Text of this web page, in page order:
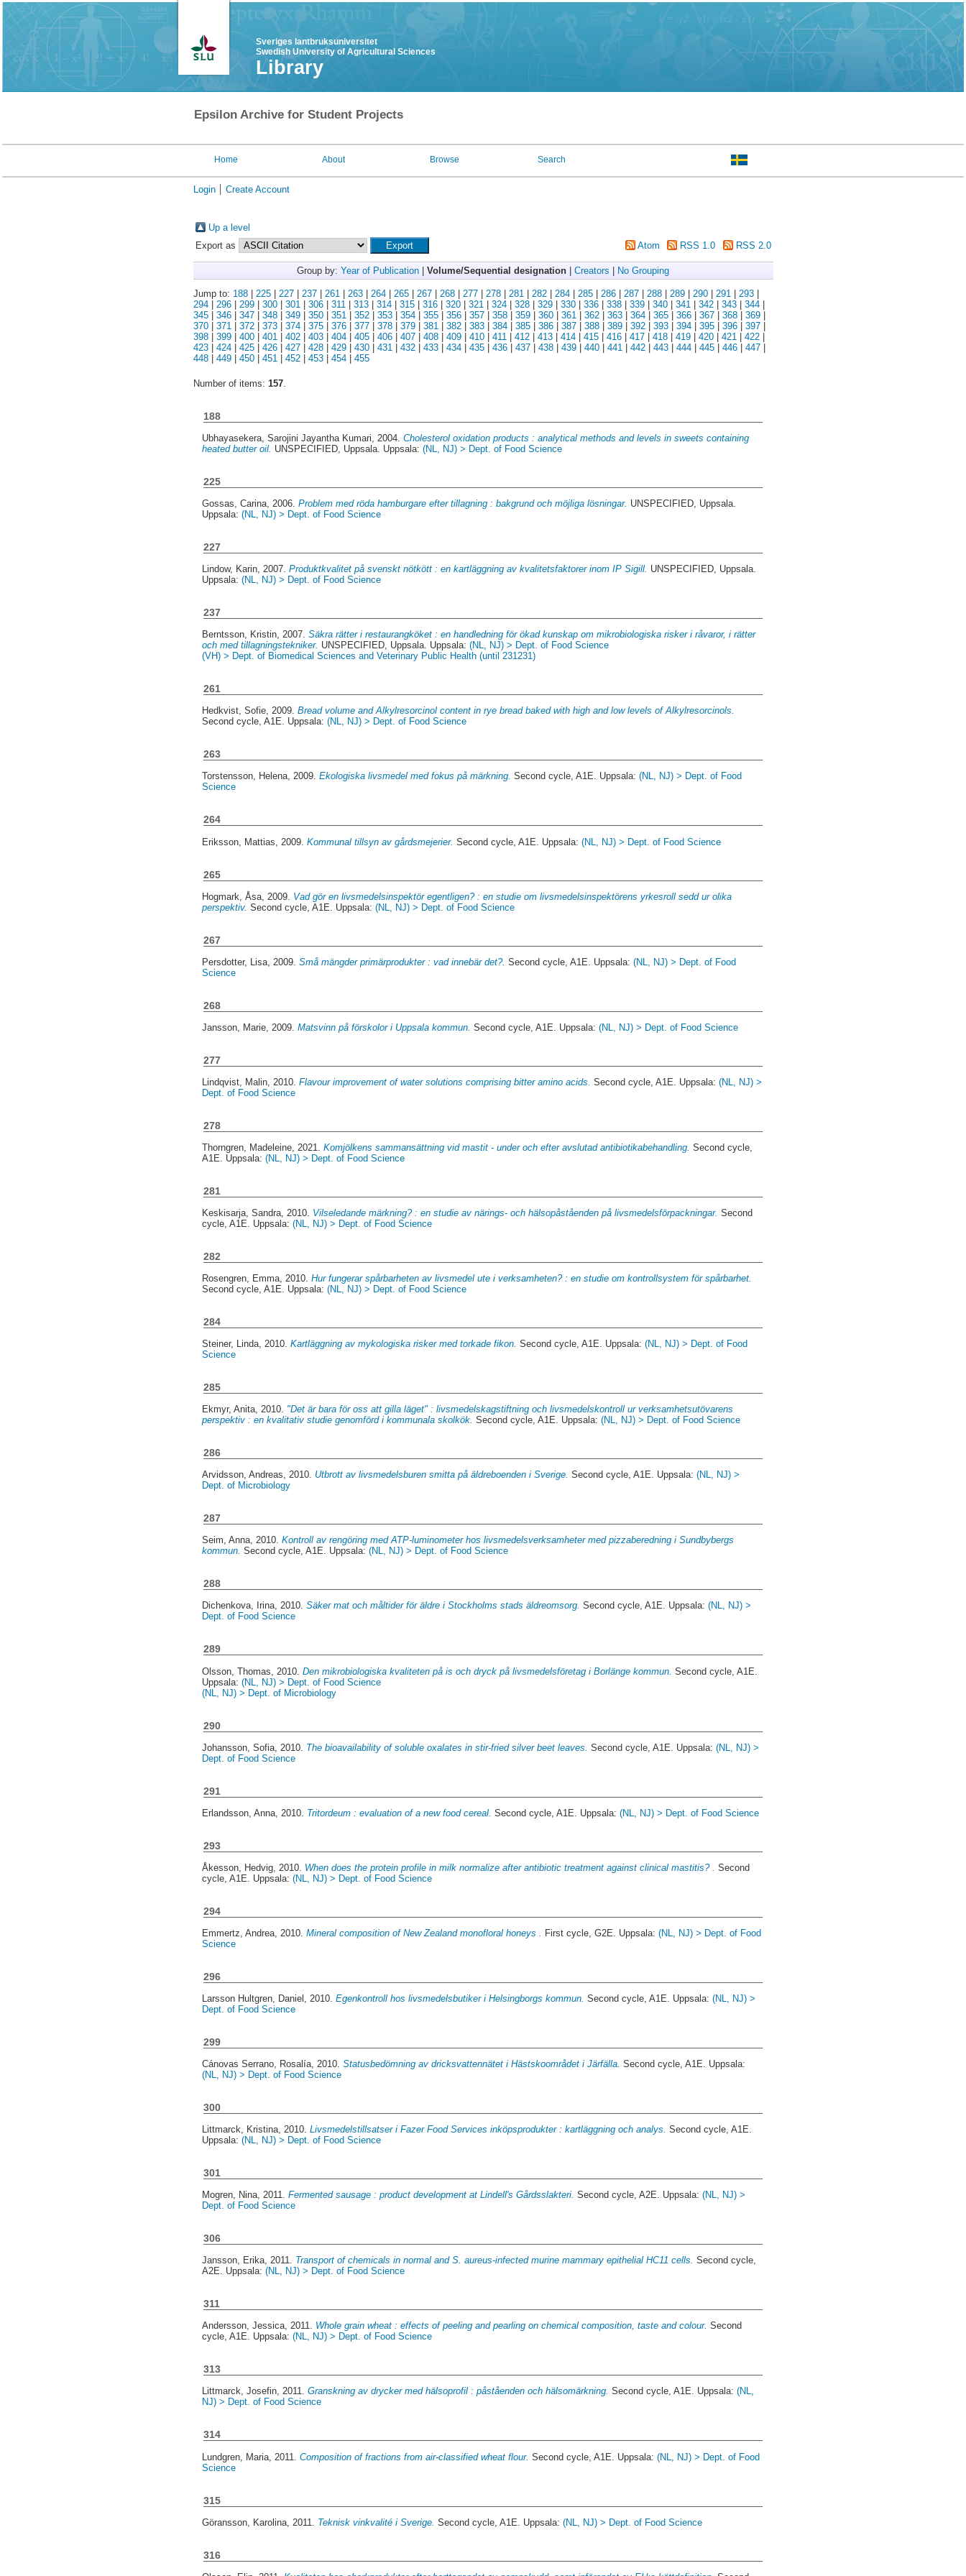
Sveriges lantbruksuniversitet
Swedish University of Agricultural Sciences
Library
Epsilon Archive for Student Projects
Home About Browse Search
Login Create Account
Up a level
Export as
Atom RSS 1.0 RSS 2.0
Group by: Year of Publication Volume/Sequential designation Creators No Grouping
Jump to: 188| 225| 227| 237| 261| 263| 264| 265| 267| 268| 277| 278| 281| 282| 284| 285| 286| 287| 288| 289| 290| 291| 293|
294| 296| 299| 300| 301| 306| 311| 313| 314| 315| 316| 320| 321| 324| 328| 329| 330| 336| 338| 339| 340| 341| 342| 343| 344|
345| 346| 347| 348| 349| 350| 351| 352| 353| 354| 355| 356| 357| 358| 359| 360| 361| 362| 363| 364| 365| 366| 367| 368| 369|
370| 371| 372| 373| 374| 375| 376| 377| 378| 379| 381| 382| 383| 384| 385| 386| 387| 388| 389| 392| 393| 394| 395| 396| 397|
398| 399| 400| 401| 402| 403| 404| 405| 406| 407| 408| 409| 410| 411| 412| 413| 414| 415| 416| 417| 418| 419| 420| 421| 422|
423| 424| 425| 426| 427| 428| 429| 430| 431| 432| 433| 434| 435| 436| 437| 438| 439| 440| 441| 442| 443| 444| 445| 446| 447|
448| 449| 450| 451| 452| 453| 454| 455
Number of items: 157.
188
Ubhayasekera, Sarojini Jayantha Kumari, 2004.Cholesterol oxidation products : analytical methods and levels in sweets containing
heated butter oil. UNSPECIFIED, Uppsala. Uppsala:(NL, NJ) > Dept. of Food Science
225
Gossas, Carina, 2006.Problem med röda hamburgare efter tillagning : bakgrund och möjliga lösningar. UNSPECIFIED, Uppsala.
Uppsala:(NL, NJ) > Dept. of Food Science
227
Lindow, Karin, 2007.Produktkvalitet på svenskt nötkött : en kartläggning av kvalitetsfaktorer inom IP Sigill. UNSPECIFIED, Uppsala.
Uppsala:(NL, NJ) > Dept. of Food Science
237
Berntsson, Kristin, 2007.Säkra rätter i restaurangköket : en handledning för ökad kunskap om mikrobiologiska risker i råvaror, i rätter
och med tillagningstekniker. UNSPECIFIED, Uppsala. Uppsala:(NL, NJ) > Dept. of Food Science
(VH) > Dept. of Biomedical Sciences and Veterinary Public Health (until 231231)
261
Hedkvist, Sofie, 2009.Bread volume and Alkylresorcinol content in rye bread baked with high and low levels of Alkylresorcinols.
Second cycle, A1E. Uppsala:(NL, NJ) > Dept. of Food Science
263
Torstensson, Helena, 2009.Ekologiska livsmedel med fokus på märkning. Second cycle, A1E. Uppsala:(NL, NJ) > Dept. of Food
Science
264
Eriksson, Mattias , 2009.Kommunal tillsyn av gårdsmejerier. Second cycle, A1E. Uppsala:(NL, NJ) > Dept. of Food Science
265
Hogmark, Åsa , 2009. Vad gör en livsmedelsinspektör egentligen? : en studie om livsmedelsinspektörens yrkesroll sedd ur olika
perspektiv. Second cycle, A1E. Uppsala:(NL, NJ) > Dept. of Food Science
267
Persdotter, Lisa , 2009.Små mängder primärprodukter : vad innebär det?. Second cycle, A1E. Uppsala:(NL, NJ) > Dept. of Food
Science
268
Jansson, Marie , 2009.Matsvinn på förskolor i Uppsala kommun. Second cycle, A1E. Uppsala:(NL, NJ) > Dept. of Food Science
277
Lindqvist, Malin , 2010.Flavour improvement of water solutions comprising bitter amino acids. Second cycle, A1E. Uppsala:(NL, NJ) >
Dept. of Food Science
278
Thorngren, Madeleine , 2021.Komjölkens sammansättning vid mastit - under och efter avslutad antibiotikabehandling. Second cycle,
A1E. Uppsala:(NL, NJ) > Dept. of Food Science
281
Keskisarja, Sandra, 2010. Vilseledande märkning? : en studie av närings- och hälsopåståenden på livsmedelsförpackningar. Second
cycle, A1E. Uppsala:(NL, NJ) > Dept. of Food Science
282
Rosengren, Emma, 2010.Hur fungerar spårbarheten av livsmedel ute i verksamheten? : en studie om kontrollsystem för spårbarhet.
Second cycle, A1E. Uppsala:(NL, NJ) > Dept. of Food Science
284
Steiner, Linda, 2010.Kartläggning av mykologiska risker med torkade fikon. Second cycle, A1E. Uppsala:(NL, NJ) > Dept. of Food
Science
285
Ekmyr, Anita, 2010. "Det är bara för oss att gilla läget" : livsmedelskagstiftning och livsmedelskontroll ur verksamhetsutövarens
perspektiv : en kvalitativ studie genomförd i kommunala skolkök. Second cycle, A1E. Uppsala:(NL, NJ) > Dept. of Food Science
286
Arvidsson, Andreas, 2010. Utbrott av livsmedelsburen smitta på äldreboenden i Sverige. Second cycle, A1E. Uppsala:(NL, NJ) >
Dept. of Microbiology
287
Seim, Anna, 2010.Kontroll av rengöring med ATP-luminometer hos livsmedelsverksamheter med pizzaberedning i Sundbybergs
kommun. Second cycle, A1E. Uppsala:(NL, NJ) > Dept. of Food Science
288
Dichenkova, Irina, 2010.Säker mat och måltider för äldre i Stockholms stads äldreomsorg. Second cycle, A1E. Uppsala:(NL, NJ) >
Dept. of Food Science
289
Olsson, Thomas , 2010.Den mikrobiologiska kvaliteten på is och dryck på livsmedelsföretag i Borlänge kommun. Second cycle, A1E.
Uppsala:(NL, NJ) > Dept. of Food Science
(NL, NJ) > Dept. of Microbiology
290
Johansson, Sofia , 2010. The bioavailability of soluble oxalates in stir-fried silver beet leaves. Second cycle, A1E. Uppsala:(NL, NJ) >
Dept. of Food Science
291
Erlandsson, Anna , 2010. Tritordeum : evaluation of a new food cereal. Second cycle, A1E. Uppsala:(NL, NJ) > Dept. of Food Science
293
Åkesson, Hedvig , 2010. When does the protein profile in milk normalize after antibiotic treatment against clinical mastitis? .
Second
cycle, A1E. Uppsala:(NL, NJ) > Dept. of Food Science
294
Emmertz, Andrea , 2010.Mineral composition of New Zealand monofloral honeys . First cycle, G2E. Uppsala:(NL, NJ) > Dept. of Food
Science
296
Larsson Hultgren, Daniel , 2010.Egenkontroll hos livsmedelsbutiker i Helsingborgs kommun. Second cycle, A1E. Uppsala:(NL, NJ) >
Dept. of Food Science
299
Cánovas Serrano, Rosalía, 2010.Statusbedömning av dricksvattennätet i Hästskoområdet i Järfälla. Second cycle, A1E. Uppsala:
(NL, NJ) > Dept. of Food Science
300
Littmarck, Kristina, 2010.Livsmedelstillsatser i Fazer Food Services inköpsprodukter : kartläggning och analys. Second cycle, A1E.
Uppsala:(NL, NJ) > Dept. of Food Science
301
Mogren, Nina, 2011.Fermented sausage : product development at Lindell's Gårdsslakteri. Second cycle, A2E. Uppsala:(NL, NJ) >
Dept. of Food Science
306
Jansson, Erika, 2011. Transport of chemicals in normal and S. aureus-infected murine mammary epithelial HC11 cells. Second cycle,
A2E. Uppsala:(NL, NJ) > Dept. of Food Science
311
Andersson, Jessica, 2011. Whole grain wheat : effects of peeling and pearling on chemical composition, taste and colour. Second
cycle, A1E. Uppsala:(NL, NJ) > Dept. of Food Science
313
Littmarck, Josefin, 2011.Granskning av drycker med hälsoprofil : påståenden och hälsomärkning. Second cycle, A1E. Uppsala:(NL,
NJ) > Dept. of Food Science
314
Lundgren, Maria , 2011.Composition of fractions from air-classified wheat flour. Second cycle, A1E. Uppsala:(NL, NJ) > Dept. of Food
Science
315
Göransson, Karolina , 2011. Teknisk vinkvalité i Sverige. Second cycle, A1E. Uppsala:(NL, NJ) > Dept. of Food Science
316